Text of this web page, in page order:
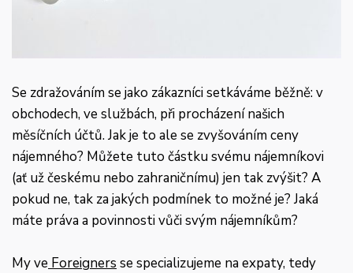
Se zdražováním se jako zákazníci setkáváme běžně: v
obchodech, ve službách, při procházení našich
měsíčních účtů. Jak je to ale se zvyšováním ceny
nájemného? Můžete tuto částku svému nájemníkovi
(ať už českému nebo zahraničnímu) jen tak zvýšit? A
pokud ne, tak za jakých podmínek to možné je? Jaká
máte práva a povinnosti vůči svým nájemníkům?
My ve Foreigners se specializujeme na expaty, tedy